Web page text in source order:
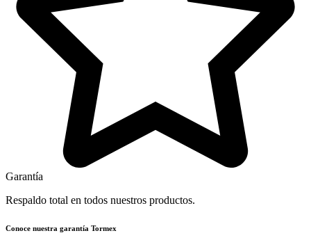
Garantía
Respaldo total en todos nuestros productos.
Conoce nuestra garantía Tormex